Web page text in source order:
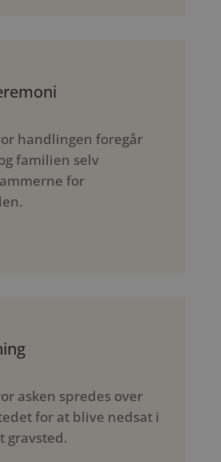
handlingen foregår
familien selv
for
asken spredes over
for at blive nedsat i
gravsted.